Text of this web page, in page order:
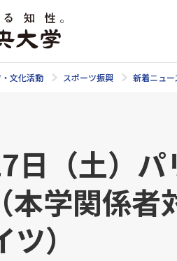
文化活動 スポーツ振興 新着ニュー
日（土）
本学関係者
）